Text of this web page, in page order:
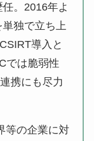
。2016年よ
独で立ち上
導入と
では脆弱性
携にも尽力
等の企業に対